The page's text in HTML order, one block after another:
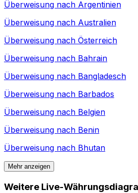
Überweisung nach Argentinien
Überweisung nach Australien
Überweisung nach Österreich
Überweisung nach Bahrain
Überweisung nach Bangladesch
Überweisung nach Barbados
Überweisung nach Belgien
Überweisung nach Benin
Überweisung nach Bhutan
Mehr anzeigen
Weitere Live-